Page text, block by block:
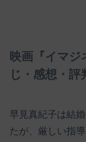
映画『イマジ
じ・感想・評
早見真紀子は結
たが、厳しい指